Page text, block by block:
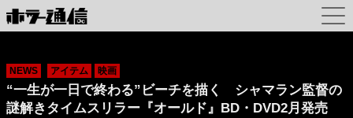
NEWS アイテム 映画
“一生が一日で終わる”ビーチを描く シャマラン監督の
謎解きタイムスリラー『オールド』BD・DVD2月発売